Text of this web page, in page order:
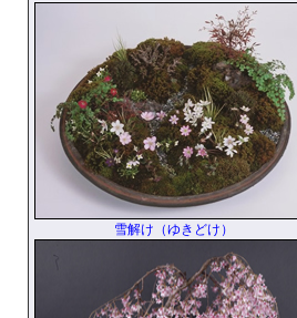
雪解け（ゆきどけ）